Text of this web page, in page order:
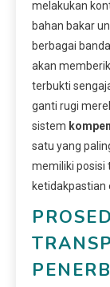
melakukan
bahan bakar
berbagai
akan
terbukti
ganti rugi
sistem
satu yang
memiliki posisi
ketidakpastian